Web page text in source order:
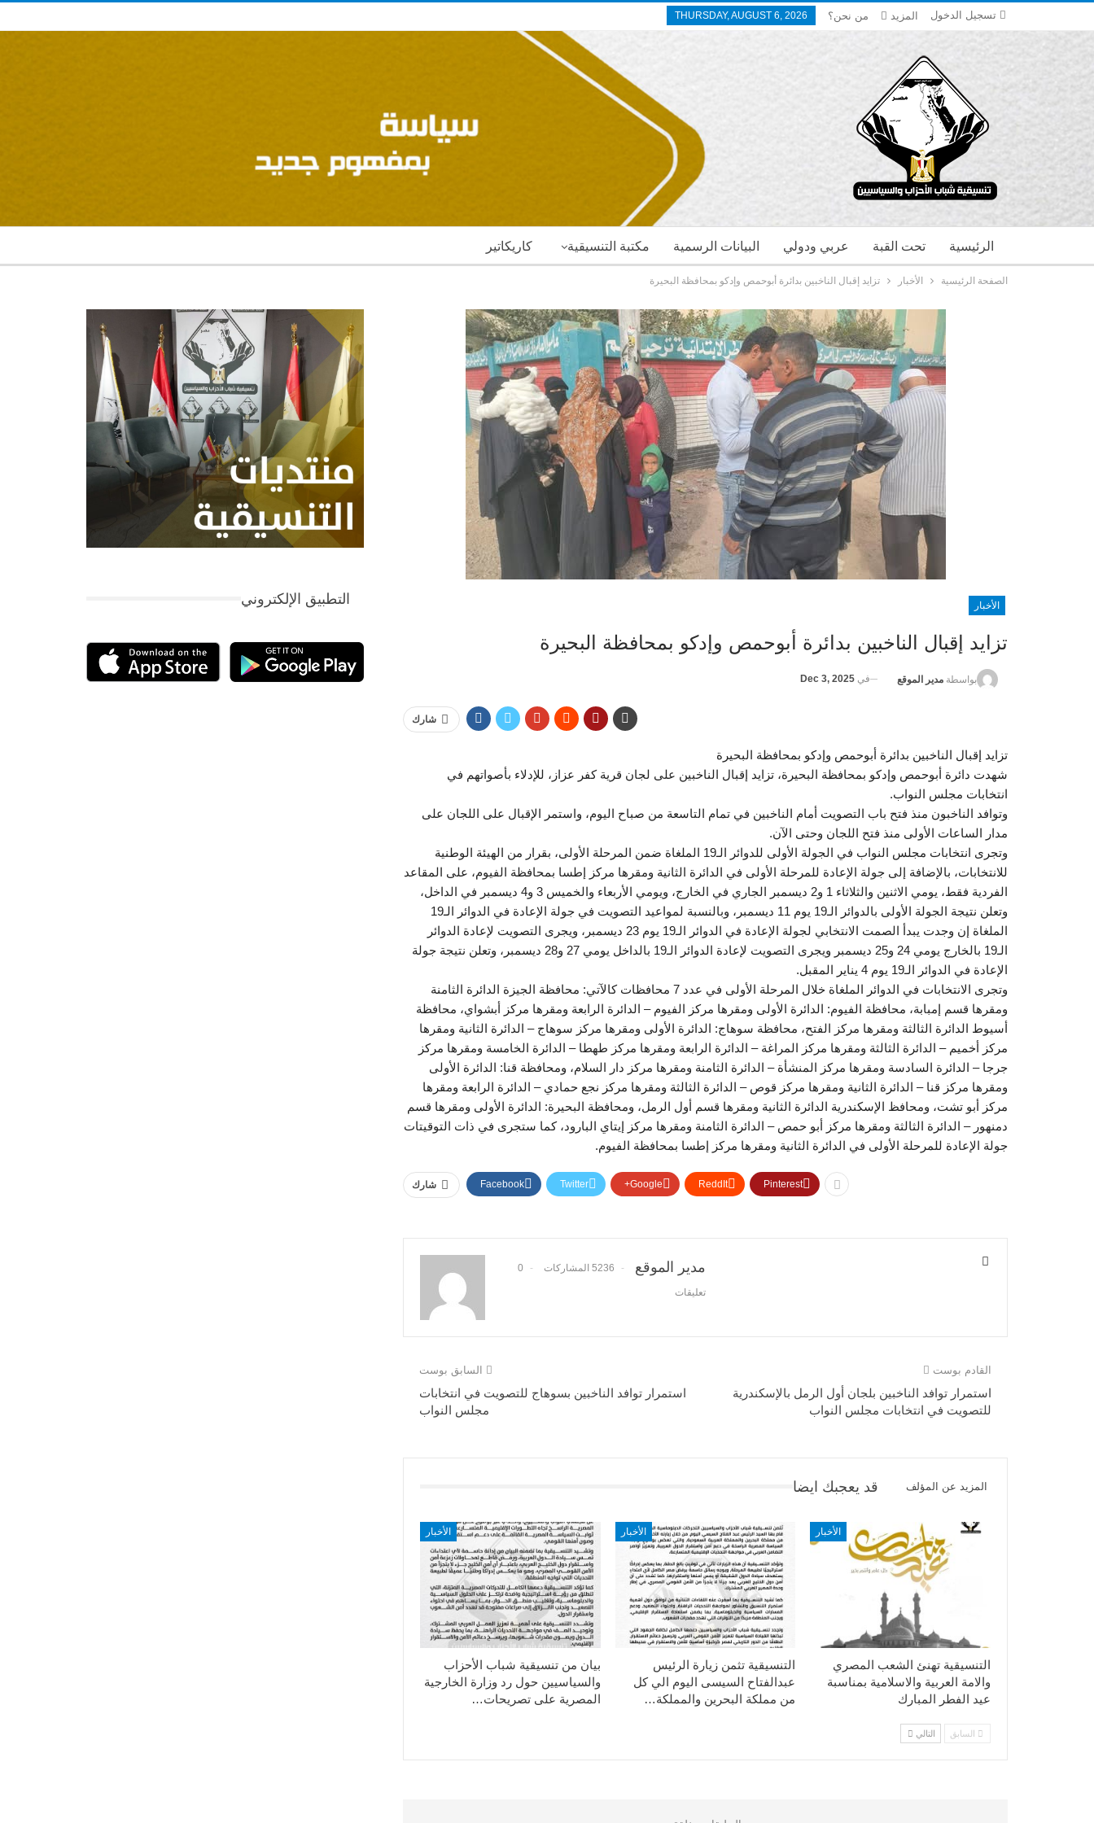
تسجيل الدخول THURSDAY, AUGUST 6, 2026 من نحن؟ المزيد
كاريكاتير مكتبة التنسيقية البيانات الرسمية عربي ودولي تحت القبة الرئيسية
الصفحة الرئيسية الأخبار تزايد إقبال الناخبين بدائرة أبوحمص وإدكو بمحافظة البحيرة
الأخبار
تزايد إقبال الناخبين بدائرة أبوحمص وإدكو بمحافظة البحيرة
بواسطة مدير الموقع في Dec 3, 2025
شارك
تزايد إقبال الناخبين بدائرة أبوحمص وإدكو بمحافظة البحيرة
شهدت دائرة أبوحمص وإدكو بمحافظة البحيرة، تزايد إقبال الناخبين على لجان قرية كفر عزاز، للإدلاء بأصواتهم في
انتخابات مجلس النواب.
وتوافد الناخبون منذ فتح باب التصويت أمام الناخبين في تمام التاسعة من صباح اليوم، واستمر الإقبال على اللجان على
مدار الساعات الأولى منذ فتح اللجان وحتى الآن.
وتجرى انتخابات مجلس النواب في الجولة الأولى للدوائر الـ19 الملغاة ضمن المرحلة الأولى، بقرار من الهيئة الوطنية
للانتخابات، بالإضافة إلى جولة الإعادة للمرحلة الأولى في الدائرة الثانية ومقرها مركز إطسا بمحافظة الفيوم، على المقاعد
الفردية فقط، يومي الاثنين والثلاثاء 1 و2 ديسمبر الجاري في الخارج، ويومي الأربعاء والخميس 3 و4 ديسمبر في الداخل،
وتعلن نتيجة الجولة الأولى بالدوائر الـ19 يوم 11 ديسمبر، وبالنسبة لمواعيد التصويت في جولة الإعادة في الدوائر الـ19
الملغاة إن وجدت يبدأ الصمت الانتخابي لجولة الإعادة في الدوائر الـ19 يوم 23 ديسمبر، ويجرى التصويت لإعادة الدوائر
الـ19 بالخارج يومي 24 و25 ديسمبر ويجرى التصويت لإعادة الدوائر الـ19 بالداخل يومي 27 و28 ديسمبر، وتعلن نتيجة جولة
الإعادة في الدوائر الـ19 يوم 4 يناير المقبل.
وتجرى الانتخابات في الدوائر الملغاة خلال المرحلة الأولى في عدد 7 محافظات كالآتي: محافظة الجيزة الدائرة الثامنة
ومقرها قسم إمبابة، محافظة الفيوم: الدائرة الأولى ومقرها مركز الفيوم – الدائرة الرابعة ومقرها مركز أبشواي، محافظة
أسيوط الدائرة الثالثة ومقرها مركز الفتح، محافظة سوهاج: الدائرة الأولى ومقرها مركز سوهاج – الدائرة الثانية ومقرها
مركز أخميم – الدائرة الثالثة ومقرها مركز المراغة – الدائرة الرابعة ومقرها مركز طهطا – الدائرة الخامسة ومقرها مركز
جرجا – الدائرة السادسة ومقرها مركز المنشأة – الدائرة الثامنة ومقرها مركز دار السلام، ومحافظة قنا: الدائرة الأولى
ومقرها مركز قنا – الدائرة الثانية ومقرها مركز قوص – الدائرة الثالثة ومقرها مركز نجع حمادي – الدائرة الرابعة ومقرها
مركز أبو تشت، ومحافظ الإسكندرية الدائرة الثانية ومقرها قسم أول الرمل، ومحافظة البحيرة: الدائرة الأولى ومقرها قسم
دمنهور – الدائرة الثالثة ومقرها مركز أبو حمص – الدائرة الثامنة ومقرها مركز إيتاي البارود، كما ستجرى في ذات التوقيتات
جولة الإعادة للمرحلة الأولى في الدائرة الثانية ومقرها مركز إطسا بمحافظة الفيوم.
شارك Facebook Twitter Google+ ReddIt Pinterest
مدير الموقع 5236 المشاركات 0
تعليقات
السابق بوست
استمرار توافد الناخبين بسوهاج للتصويت في انتخابات
مجلس النواب
القادم بوست
استمرار توافد الناخبين بلجان أول الرمل بالإسكندرية
للتصويت في انتخابات مجلس النواب
قد يعجبك ايضا المزيد عن المؤلف
الأخبار
بيان من تنسيقية شباب الأحزاب
والسياسيين حول رد وزارة الخارجية
المصرية على تصريحات…
الأخبار
التنسيقية تثمن زيارة الرئيس
عبدالفتاح السيسى اليوم الي كل
من مملكة البحرين والمملكة…
الأخبار
التنسيقية تهنئ الشعب المصري
والامة العربية والاسلامية بمناسبة
عيد الفطر المبارك
السابق التالي
التطبيق الإلكتروني